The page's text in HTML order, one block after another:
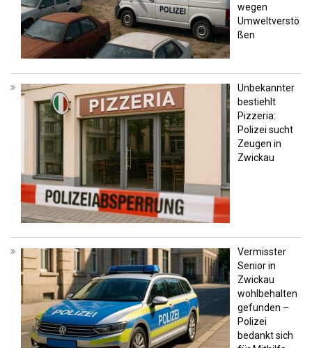
wegen
Umweltverstö
ßen
Unbekannter
bestiehlt
Pizzeria:
Polizei sucht
Zeugen in
Zwickau
Vermisster
Senior in
Zwickau
wohlbehalten
gefunden –
Polizei
bedankt sich